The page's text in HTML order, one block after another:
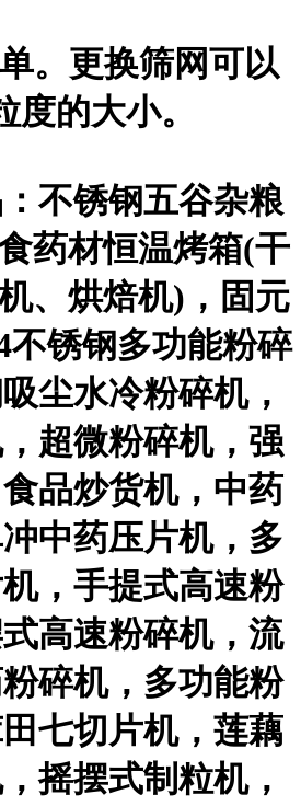
。更换筛网可以
度的大小。
不锈钢五谷杂粮
药材恒温烤箱(干
、烘焙机)，固元
不锈钢多功能粉碎
尘水冷粉碎机，
超微粉碎机，强
品炒货机，中药
中药压片机，多
，手提式高速粉
高速粉碎机，流
碎机，多功能粉
七切片机，莲藕
摇摆式制粒机，